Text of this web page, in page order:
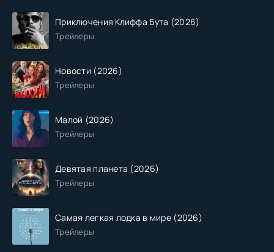
Приключения Клиффа Бута (2026)
Трейлеры
Новости (2026)
Трейлеры
Малой (2026)
Трейлеры
Девятая планета (2026)
Трейлеры
Самая легкая лодка в мире (2026)
Трейлеры